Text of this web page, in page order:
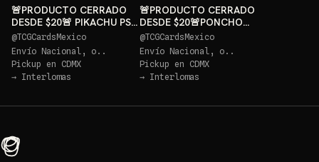
🚨PRODUCTO CERRADO
DESDE $20🚨 PIKACHU PSA
10 GRATIS
@TCGCardsMexico
Envío Nacional, o..
Pickup en CDMX
→ Interlomas
🚨PRODUCTO CERRADO
DESDE $20🚨PONCHO
PIKACHU PSA 10 GRATIS
@TCGCardsMexico
Envío Nacional, o..
Pickup en CDMX
→ Interlomas